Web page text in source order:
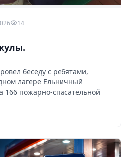
14
беседу с ребятами,
лагере Ельничный
166 пожарно-спасательной